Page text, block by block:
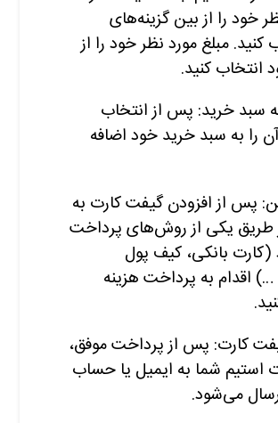
خود را از بین گزینه‌های
مبلغ مورد نظر خود را از
کنید.
سبد خرید: پس از انتخاب
را به سبد خرید خود اضافه
پس از افزودن گیفت کارت به
طریق یکی از روش‌های پرداخت
(کارت بانکی، کیف پول
…) اقدام به پرداخت هزینه
کارت: پس از پرداخت موفق،
استیم شما به ایمیل یا حساب
می‌شود.